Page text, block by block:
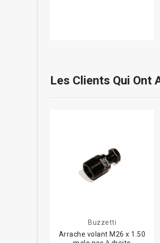
Les Clients Qui Ont
Buzzetti
Arrache volant M26 x 1.50